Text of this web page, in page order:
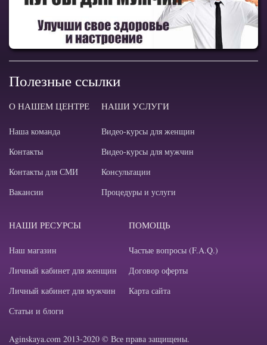
Полезные ссылки
О НАШЕМ ЦЕНТРЕ
Наша команда
Контакты
Контакты для СМИ
Вакансии
НАШИ УСЛУГИ
Видео-курсы для женщин
Видео-курсы для мужчин
Консультации
Процедуры и услуги
НАШИ РЕСУРСЫ
Наш магазин
Личный кабинет для женщин
Личный кабинет для мужчин
Статьи и блоги
ПОМОЩЬ
Частые вопросы (F.A.Q.)
Договор оферты
Карта сайта
Aginskaya.com 2013-2020 © Все права защищены.